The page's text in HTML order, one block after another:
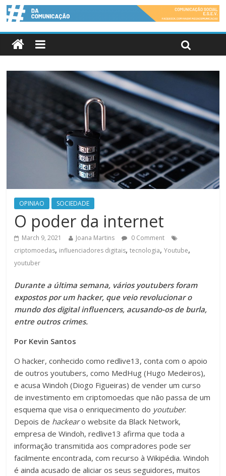
OPINIAO SOCIEDADE
O poder da internet
March 9, 2021 Joana Martins
0 Comment
criptomoedas, influenciadores digitais,tecnologia,Youtube,
youtuber
Durante a última semana, vários youtubers foram
expostos por um hacker, que veio revolucionar o
mundo dos digital influencers, acusando-os de burla,
entre outros crimes.
Por Kevin Santos
O hacker, conhecido como redlive13, conta com o apoio
de outros youtubers, como MedHug (Hugo Medeiros),
e acusa Windoh (Diogo Figueiras) de vender um curso
de investimento em criptomoedas que não passa de um
esquema que visa o enriquecimento do youtuber.
Depois de hackearo website da Black Network,
empresa de Windoh, redlive13 afirma que toda a
informação transmitida aos compradores pode ser
facilmente encontrada, com recurso à Wikipédia. Windoh
é ainda acusado de aliciar os seus seguidores, muitos